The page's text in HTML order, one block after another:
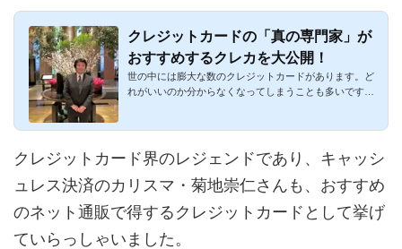
クレジットカードの「真の専門家」が
おすすめするクレカを大公開！
世の中には膨大な数のクレジットカードがあります。ど
れがいいのか分からなくなってしまうことも多いです
クレジットカード界のレジェンドであり、キャッシ
ュレス決済のカリスマ・菊地崇仁さんも、おすすめ
のネット通販で得するクレジットカードとして挙げ
ていらっしゃいました。